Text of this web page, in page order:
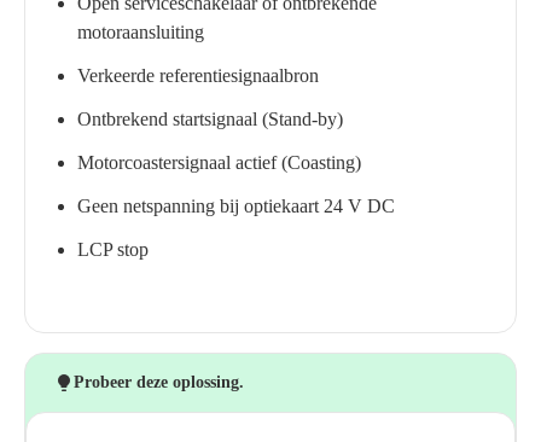
motoraansluiting
Verkeerde referentiesignaalbron
Ontbrekend startsignaal (Stand-by)
Motorcoastersignaal actief (Coasting)
Geen netspanning bij optiekaart 24 V DC
LCP stop
Probeer deze oplossing.